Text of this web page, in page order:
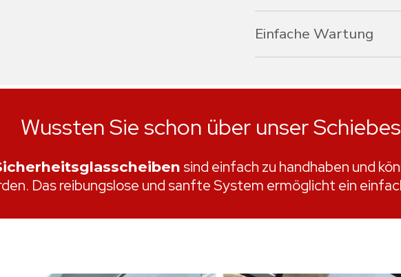
sondern auch durch ihre
Sie rosten nicht, verformen
Die UV-beständige,
Einfache Wartung
um ihren perfekten Zustand
WusstenSieschon über unser
sind einfach zu handhaben und
Das reibungslose und sanfte System ermöglicht ein